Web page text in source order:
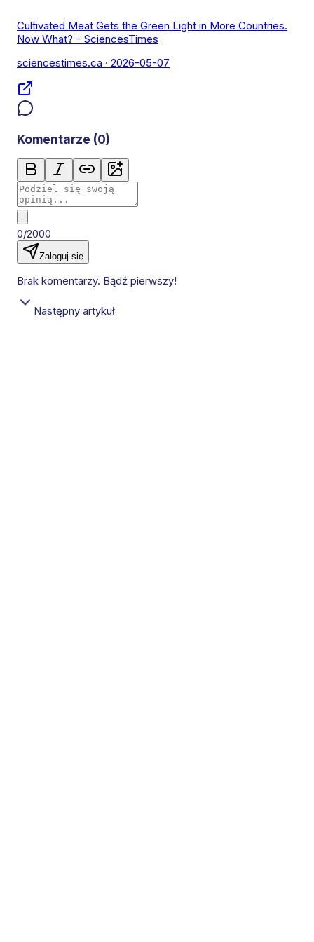
Cultivated Meat Gets the Green Light in More Countries.
Now What? - SciencesTimes
sciencestimes.ca · 2026-05-07
Komentarze (0)
0/2000
Zaloguj się
Brak komentarzy. Bądź pierwszy!
Następny artykuł